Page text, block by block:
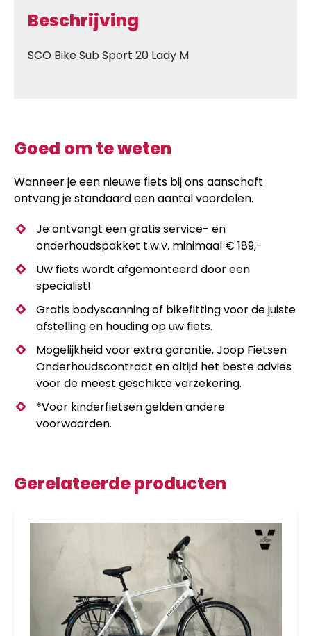
Beschrijving
SCO Bike Sub Sport 20 Lady M
Goed om te weten
Wanneer je een nieuwe fiets bij ons aanschaft
ontvang je standaard een aantal voordelen.
Je ontvangt een gratis service- en
onderhoudspakket t.w.v. minimaal € 189,-
Uw fiets wordt afgemonteerd door een
specialist!
Gratis bodyscanning of bikefitting voor de juiste
afstelling en houding op uw fiets.
Mogelijkheid voor extra garantie, Joop Fietsen
Onderhoudscontract en altijd het beste advies
voor de meest geschikte verzekering.
*Voor kinderfietsen gelden andere
voorwaarden.
Gerelateerde producten